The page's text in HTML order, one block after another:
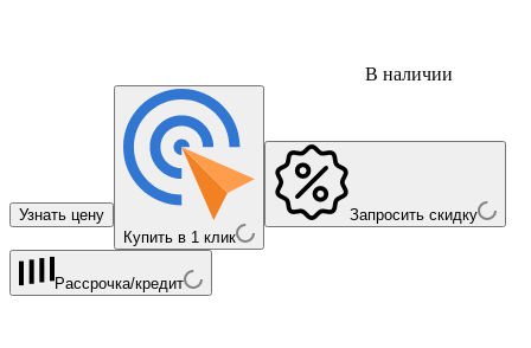
В наличии
Узнать цену
Купить в 1 клик
Запросить скидку
Рассрочка/кредит